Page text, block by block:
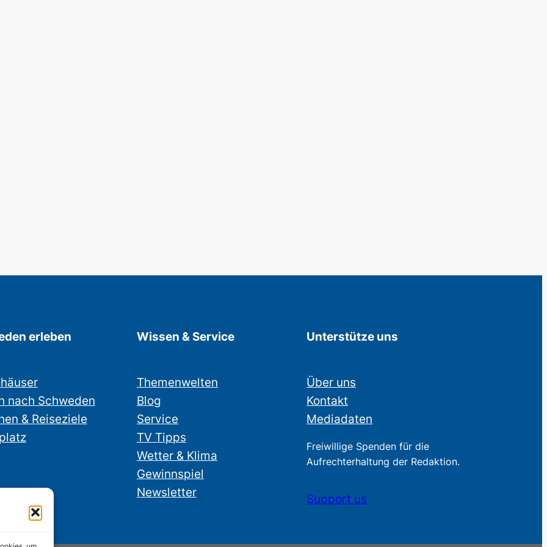
erleben
nach Schweden
& Reiseziele
Wissen & Service
Themenwelten
Blog
Service
TV Tipps
Wetter & Klima
Gewinnspiel
Newsletter
Unterstütze uns
Über uns
Kontakt
Mediadaten
Freiwillige Spenden für die
Aufrechterhaltung der Redaktion.
Support us